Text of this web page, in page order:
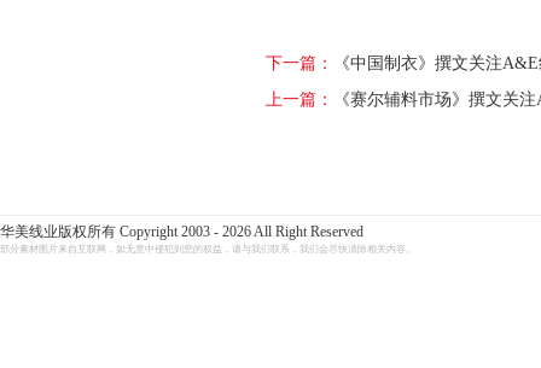
下一篇：
《中国制衣》撰文关注
上一篇：
《赛尔辅料市场》撰文关
华美线业版权所有 Copyright 2003 - 2026 All Right Reserved
部分素材图片来自互联网，如无意中侵犯到您的权益，请与我们联系，我们会尽快清除相关内容。